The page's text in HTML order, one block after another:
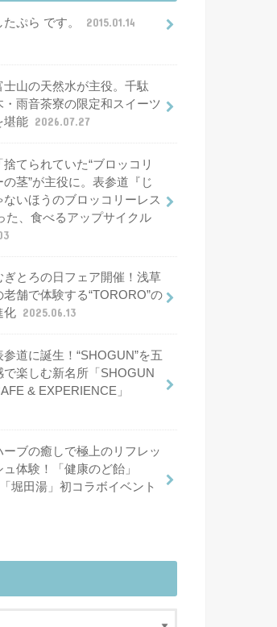
たぷら です。 2015.01.14
士山の天然水が主役。千駄
・雨音茶寮の限定和スイーツ
堪能 2026.07.27
捨てられていた“ブロッコリ
の茎”が主役に。表参道『じ
ないほうのブロッコリーレス
た、食べるアップサイクル
ぎとろの日フェア開催！浅草
老舗で体験する“TORORO”の
化 2025.06.13
参道に誕生！“SHOGUN”を五
で楽しむ新名所「SHOGUN
& EXPERIENCE」
ーブの癒しで極上のリフレッ
ュ体験！「健康のど飴」
堀田湯」初コラボイベント